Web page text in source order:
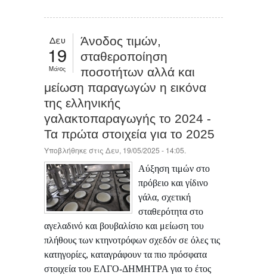
Δευ
19
Μάιος
Άνοδος τιμών,
σταθεροποίηση
ποσοτήτων αλλά και
μείωση παραγωγών η εικόνα
της ελληνικής
γαλακτοπαραγωγής το 2024 -
Τα πρώτα στοιχεία για το 2025
Υποβλήθηκε στις Δευ, 19/05/2025 - 14:05.
Αύξηση τιμών στο
πρόβειο και γίδινο
γάλα, σχετική
σταθερότητα στο
αγελαδινό και βουβαλίσιο και μείωση του
πλήθους των κτηνοτρόφων σχεδόν σε όλες τις
κατηγορίες, καταγράφουν τα πιο πρόσφατα
στοιχεία του ΕΛΓΟ-ΔΗΜΗΤΡΑ για το έτος